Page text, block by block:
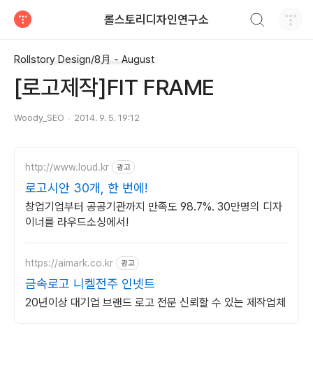
롤스토리디자인연구소
Rollstory Design/8月 - August
[로고제작]FIT FRAME
Woody_SEO 2014. 9. 5. 19:12
http://www.loud.kr 광고
로고시안 30개, 한 번에!
창업기업부터 공공기관까지 만족도 98.7%. 30만명의 디자
이너를 라우드소싱에서!
https://aimark.co.kr 광고
금속로고 니켈전주 인넷트
20년이상 대기업 브랜드 로고 전문 신뢰할 수 있는 제작업체